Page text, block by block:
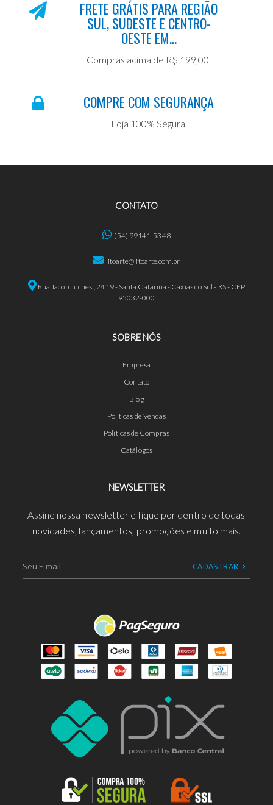
FRETE GRÁTIS PARA REGIÃO
SUL, SUDESTE E CENTRO-
OESTE EM...
Compras acima de R$ 199,00.
COMPRE COM SEGURANÇA
Loja 100% Segura.
CONTATO
(54) 99141-5348
litoarte@litoarte.com.br
Rua Jacob Luchesi, 2419 - Santa Catarina - Caxias do Sul - RS - CEP
95032-000
SOBRE NÓS
Empresa
Contato
Blog
Políticas de Vendas
Políticas de Compras
Catálogos
NEWSLETTER
Assine nossa newsletter e fique por dentro de todas
novidades, lançamentos, promoções e muito mais.
CADASTRAR